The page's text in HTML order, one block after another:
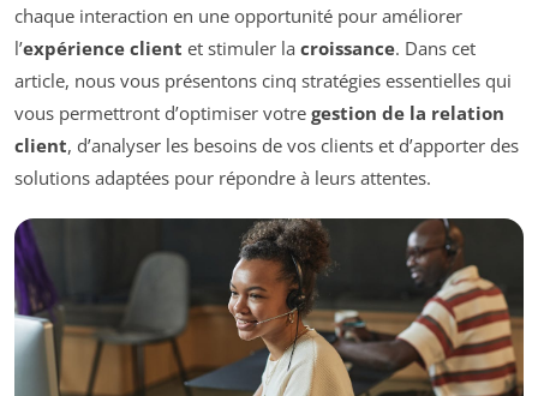
chaque interaction en une opportunité pour améliorer
l’expérience client et stimuler la croissance. Dans cet
article, nous vous présentons cinq stratégies essentielles qui
vous permettront d’optimiser votre gestion de la relation
client, d’analyser les besoins de vos clients et d’apporter des
solutions adaptées pour répondre à leurs attentes.